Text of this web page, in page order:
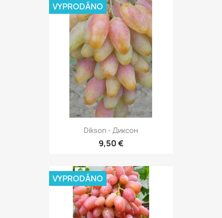
Dikson - Диксон
9,50 €
VYPRODÁNO
VYPRODÁNO